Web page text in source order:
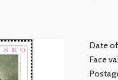
Date of
Face